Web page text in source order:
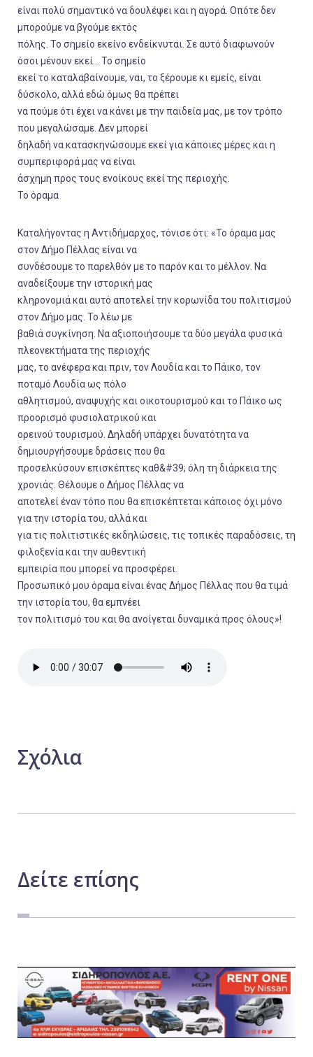
είναι πολύ σημαντικό να δουλέψει και η αγορά. Οπότε δεν
μπορούμε να βγούμε εκτός
πόλης. Το σημείο εκείνο ενδείκνυται. Σε αυτό διαφωνούν
όσοι μένουν εκεί... Το σημείο
εκεί το καταλαβαίνουμε, ναι, το ξέρουμε κι εμείς, είναι
δύσκολο, αλλά εδώ όμως θα πρέπει
να πούμε ότι έχει να κάνει με την παιδεία μας, με τον τρόπο
που μεγαλώσαμε. Δεν μπορεί
δηλαδή να κατασκηνώσουμε εκεί για κάποιες μέρες και η
συμπεριφορά μας να είναι
άσχημη προς τους ενοίκους εκεί της περιοχής.
Το όραμα
Καταλήγοντας η Αντιδήμαρχος, τόνισε ότι: «Το όραμα μας
στον Δήμο Πέλλας είναι να
συνδέσουμε το παρελθόν με το παρόν και το μέλλον. Να
αναδείξουμε την ιστορική μας
κληρονομιά και αυτό αποτελεί την κορωνίδα του πολιτισμού
στον Δήμο μας. Το λέω με
βαθιά συγκίνηση. Να αξιοποιήσουμε τα δύο μεγάλα φυσικά
πλεονεκτήματα της περιοχής
μας, το ανέφερα και πριν, τον Λουδία και το Πάικο, τον
ποταμό Λουδία ως πόλο
αθλητισμού, αναψυχής και οικοτουρισμού και το Πάικο ως
προορισμό φυσιολατρικού και
ορεινού τουρισμού. Δηλαδή υπάρχει δυνατότητα να
δημιουργήσουμε δράσεις που θα
προσελκύσουν επισκέπτες καθ&#39; όλη τη διάρκεια της
χρονιάς. Θέλουμε ο Δήμος Πέλλας να
αποτελεί έναν τόπο που θα επισκέπτεται κάποιος όχι μόνο
για την ιστορία του, αλλά και
για τις πολιτιστικές εκδηλώσεις, τις τοπικές παραδόσεις, τη
φιλοξενία και την αυθεντική
εμπειρία που μπορεί να προσφέρει.
Προσωπικό μου όραμα είναι ένας Δήμος Πέλλας που θα τιμά
την ιστορία του, θα εμπνέει
τον πολιτισμό του και θα ανοίγεται δυναμικά προς όλους»!
Σχόλια
Δείτε επίσης